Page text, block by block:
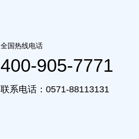
全国热线电话
400-905-7771
联系电话：0571-88113131